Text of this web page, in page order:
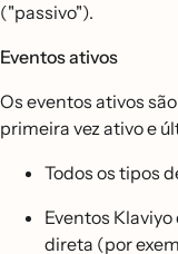
("passivo").
Eventos ativos
Os eventos ativos
primeira vez ativo e
Todos os tipos
Eventos
direta (por